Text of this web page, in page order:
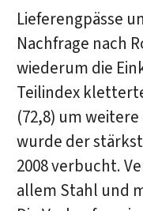
Lieferengpässe
Nachfrage nach
wiederum die
Teilindex
(72,8) um
wurde der
2008 verbucht.
allem Stahl und